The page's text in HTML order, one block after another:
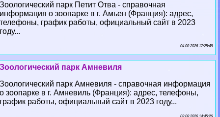
Зоологический парк Петит Отва - справочная
информация о зоопарке в г. Амьен (Франция): адрес,
телефоны, график работы, официальный сайт в 2023
году...
04 08 2026 17:25:48
Зоологический парк Амневиля
Зоологический парк Амневиля - справочная информация
о зоопарке в г. Амневиль (Франция): адрес, телефоны,
график работы, официальный сайт в 2023 году...